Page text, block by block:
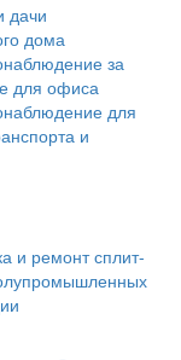
дачи
дома
за
для офиса
для
и
и ремонт сплит-